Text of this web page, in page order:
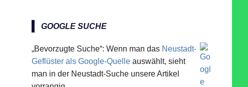
GOOGLE SUCHE
„Bevorzugte Suche“: Wenn man das Neustadt-
Geflüster als Google-Quelle auswählt, sieht
man in der Neustadt-Suche unsere Artikel